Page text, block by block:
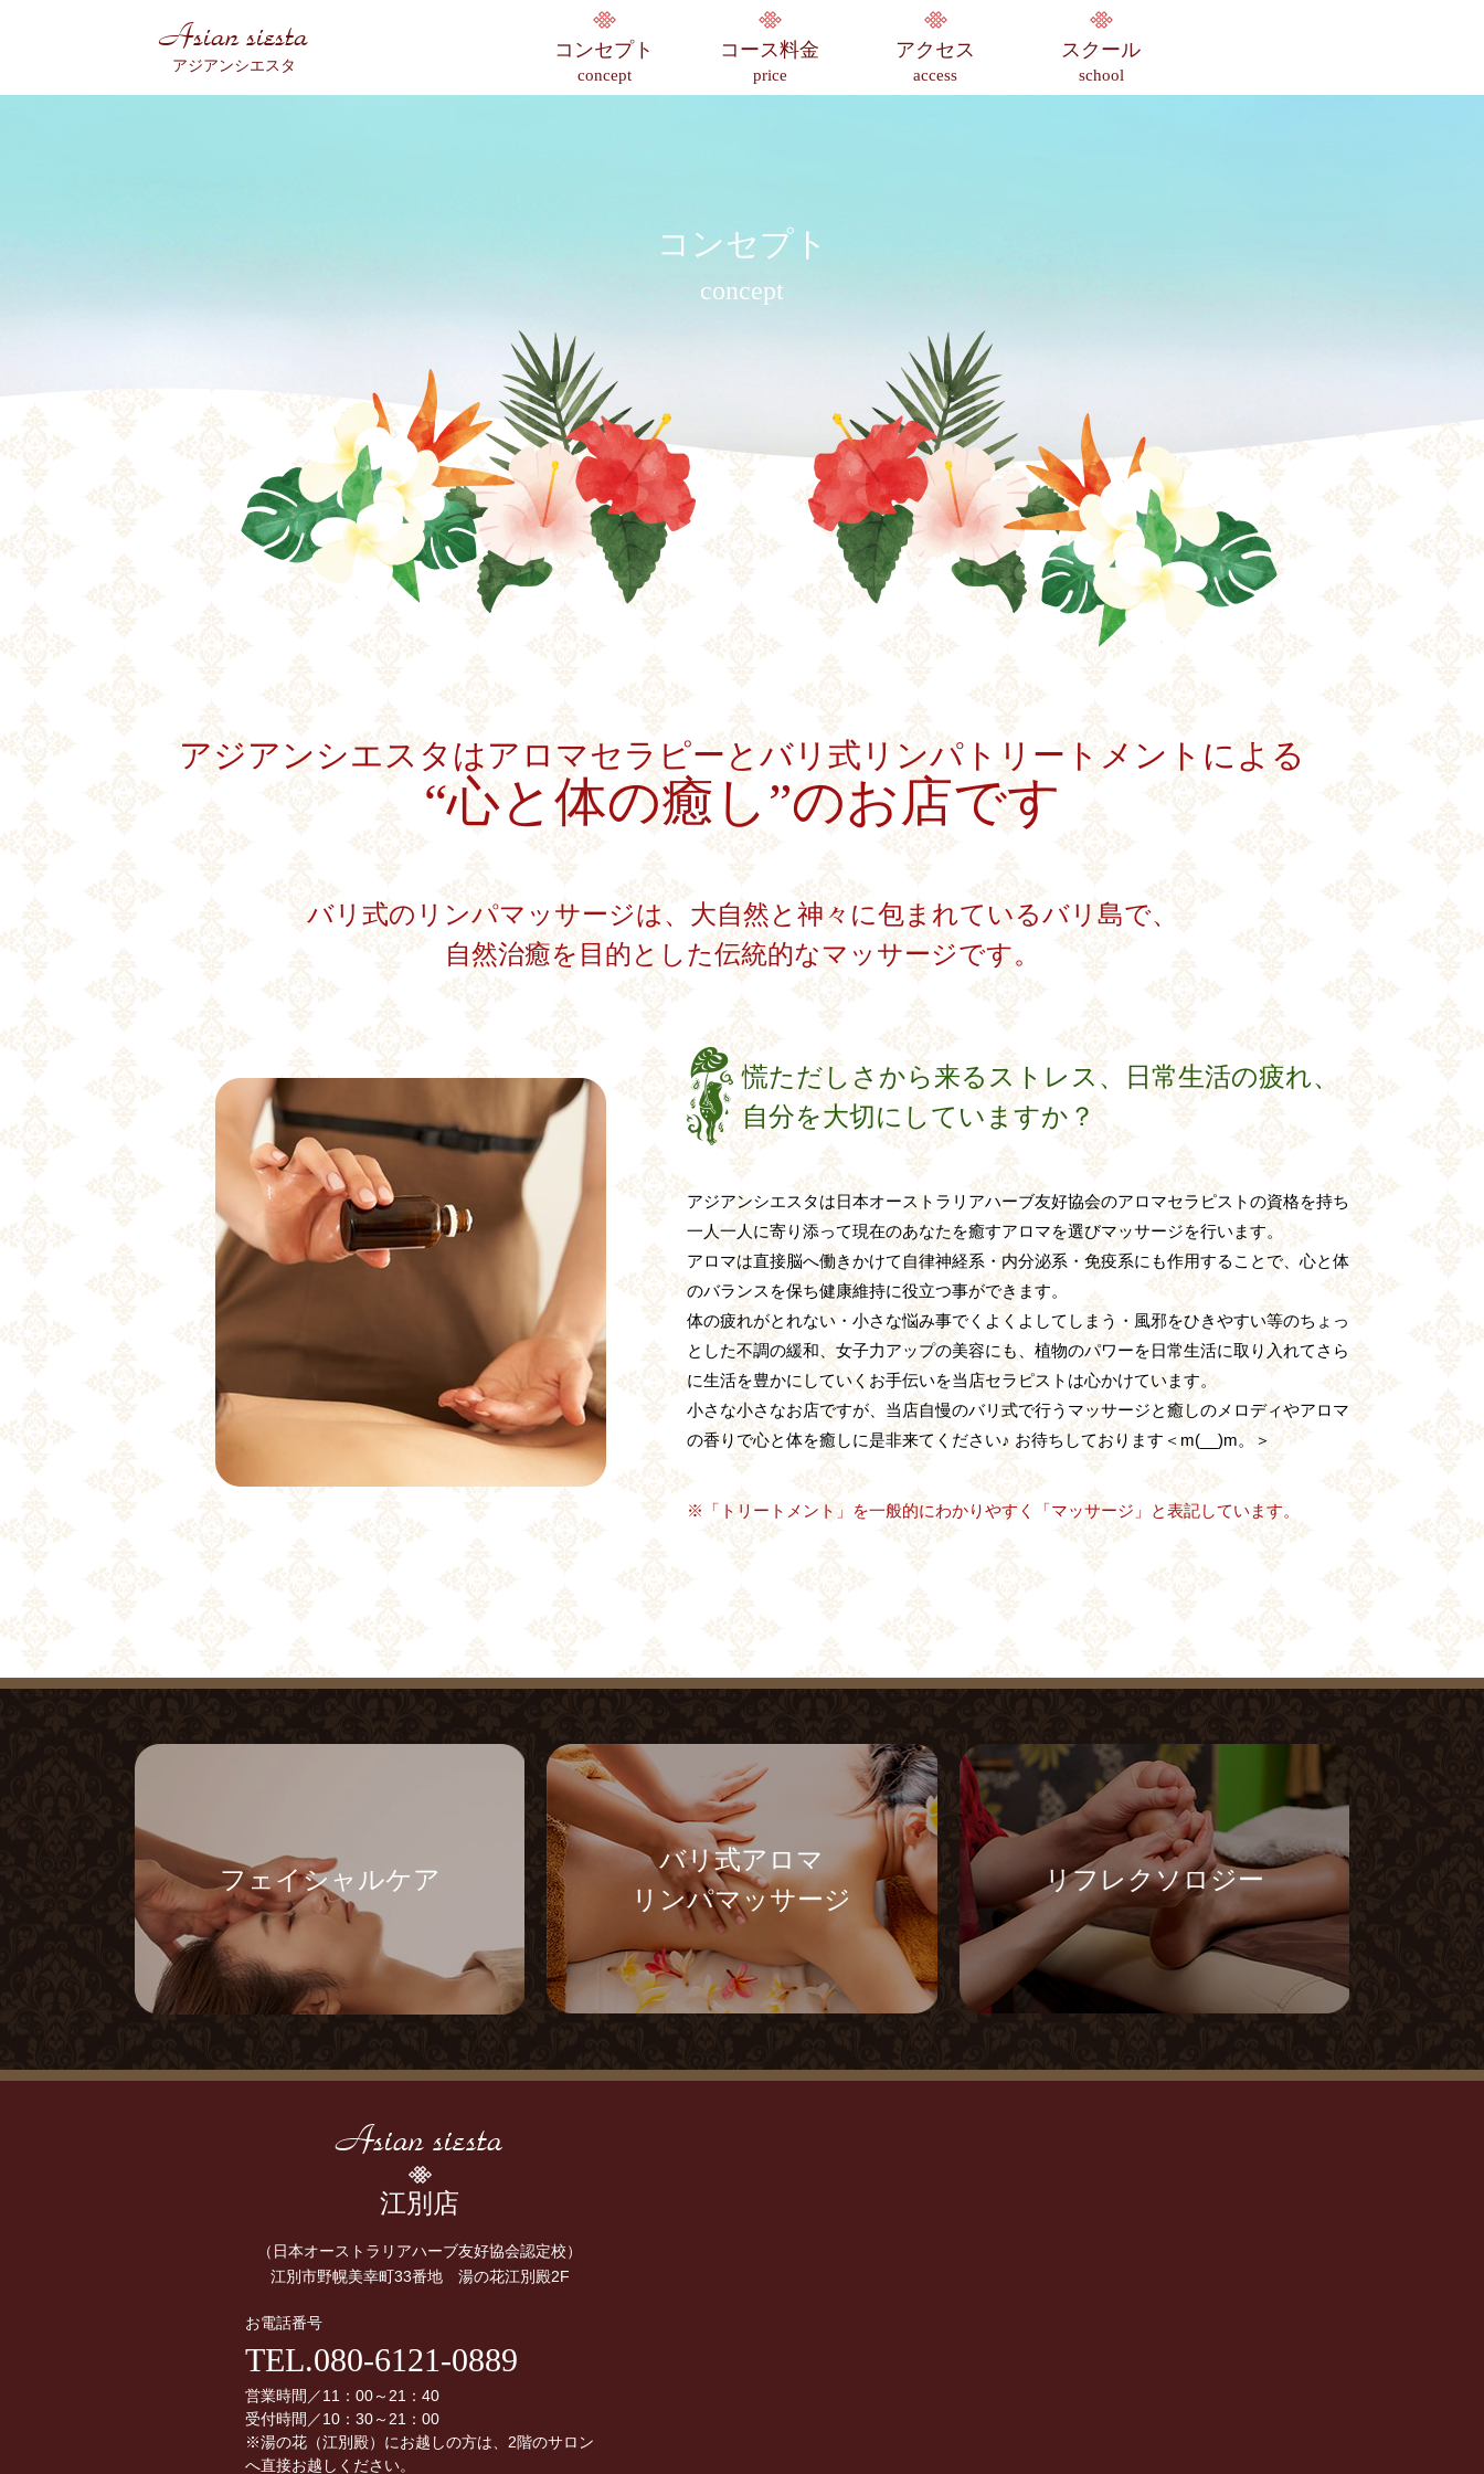
Asian siesta
アジアンシエスタ
コンセプト
concept
コース料金
price
アクセス
access
スクール
school
コンセプト
concept
アジアンシエスタはアロマセラピーとバリ式リンパトリートメントによる
“心と体の癒し”のお店です
バリ式のリンパマッサージは、大自然と神々に包まれているバリ島で、
自然治癒を目的とした伝統的なマッサージです。
慌ただしさから来るストレス、日常生活の疲れ、
自分を大切にしていますか？
アジアンシエスタは日本オーストラリアハーブ友好協会のアロマセラピストの資格を持ち
一人一人に寄り添って現在のあなたを癒すアロマを選びマッサージを行います。
アロマは直接脳へ働きかけて自律神経系・内分泌系・免疫系にも作用することで、心と体
のバランスを保ち健康維持に役立つ事ができます。
体の疲れがとれない・小さな悩み事でくよくよしてしまう・風邪をひきやすい等のちょっ
とした不調の緩和、女子力アップの美容にも、植物のパワーを日常生活に取り入れてさら
に生活を豊かにしていくお手伝いを当店セラピストは心かけています。
小さな小さなお店ですが、当店自慢のバリ式で行うマッサージと癒しのメロディやアロマ
の香りで心と体を癒しに是非来てください♪ お待ちしております＜m(__)m。＞
※「トリートメント」を一般的にわかりやすく「マッサージ」と表記しています。
フェイシャルケア
バリ式アロマ
リンパマッサージ
リフレクソロジー
Asian siesta
江別店
（日本オーストラリアハーブ友好協会認定校）
江別市野幌美幸町33番地 湯の花江別殿2F
お電話番号
TEL.080-6121-0889
営業時間／11：00～21：40
受付時間／10：30～21：00
※湯の花（江別殿）にお越しの方は、2階のサロン
へ直接お越しください。